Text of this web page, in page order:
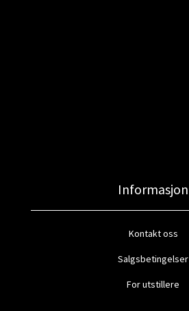
Informasjon
Kontakt oss
Salgsbetingelser
For utstillere